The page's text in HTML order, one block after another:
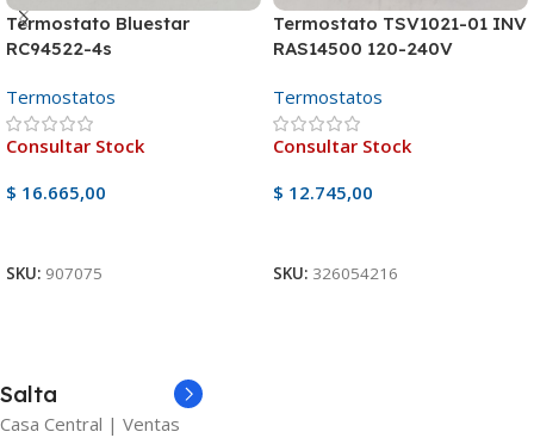
Termostato Bluestar
RC94522-4s
Termostatos
Consultar Stock
$ 16.665,00
SKU: 907075
Termostato TSV1021-01 INV
RAS14500 120-240V
Termostatos
Consultar Stock
$ 12.745,00
SKU: 326054216
Salta
Casa Central | Ventas